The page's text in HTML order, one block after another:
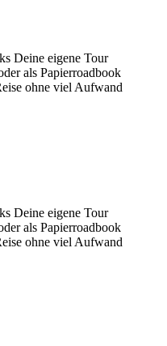
Deine eigene Tour
als Papierroadbook
ohne viel Aufwand
Deine eigene Tour
als Papierroadbook
ohne viel Aufwand